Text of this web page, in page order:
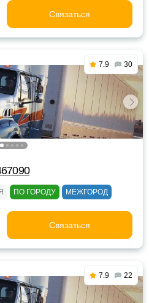
Связаться
7.9 30
ПО ГОРОДУ МЕЖГОРОД
Связаться
7.9 22